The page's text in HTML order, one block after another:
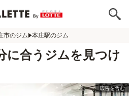
市のジム 本庄駅のジム
に合うジムを見つけ